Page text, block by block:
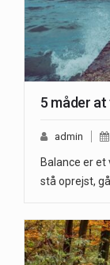
5 måder
admin
Balance er
stå oprejst,